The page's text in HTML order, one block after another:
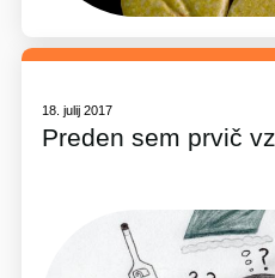
18. julij 2017
Preden sem prvič